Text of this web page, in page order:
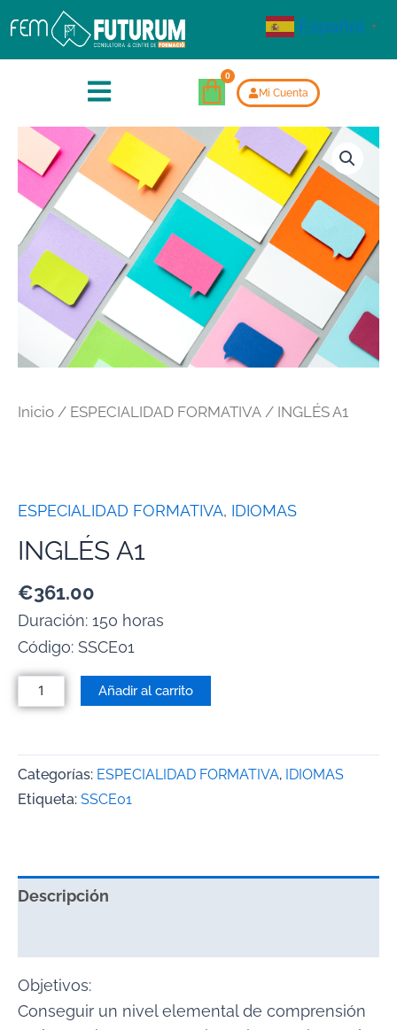
Mi Cuenta
Inicio / ESPECIALIDAD FORMATIVA / INGLÉS A1
ESPECIALIDAD FORMATIVA, IDIOMAS
INGLÉS A1
€361.00
Duración: 150 horas
Código: SSCE01
Añadir al carrito
Categorías: ESPECIALIDAD FORMATIVA, IDIOMAS
Etiqueta: SSCE01
Descripción
Objetivos:
Conseguir un nivel elemental de comprensión
Español ▼